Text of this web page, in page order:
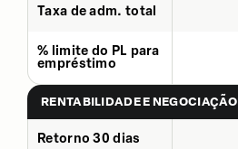
Taxa de adm. total
% limite do PL para
empréstimo
RENTABILIDADE E NEGOCIAÇÃO
Retorno 30 dias